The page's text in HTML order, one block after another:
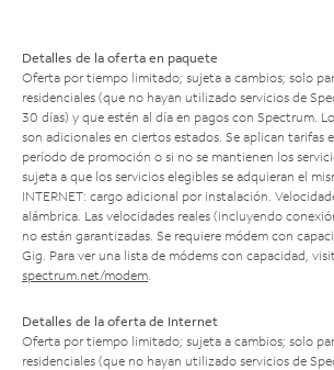
Detalles de la oferta en paquete
Oferta por tiempo limitado; sujeta a cambios; solo
residenciales (que no hayan utilizado servicios de
30 días) y que estén al día en pagos con Spectrum.
son adicionales en ciertos estados. Se aplican tarifas
período de promoción o si no se mantienen los
sujeta a que los servicios elegibles se adquieran el
INTERNET: cargo adicional por instalación.
alámbrica. Las velocidades reales (incluyendo
no están garantizadas. Se requiere módem con
Gig. Para ver una lista de módems con capacidad,
spectrum.net/modem
Detalles de la oferta de Internet
Oferta por tiempo limitado; sujeta a cambios; solo
residenciales (que no hayan utilizado servicios de